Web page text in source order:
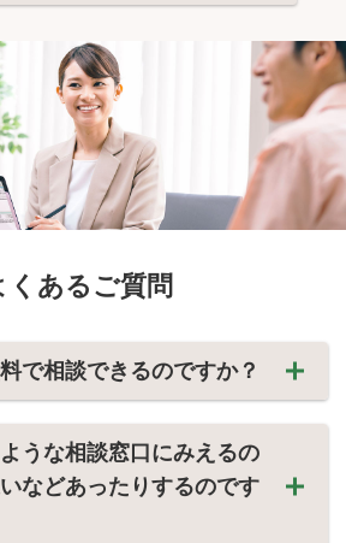
くあるご質問
で相談できるのですか？
うな相談窓口にみえるの
などあったりするのです